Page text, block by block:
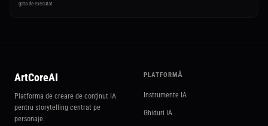
gata de executat
ArtCoreAI
Platforma de creare de conținut IA
pentru storytelling centrat pe
personaje.
PLATFORMĂ
Instrumente IA
Ghiduri IA